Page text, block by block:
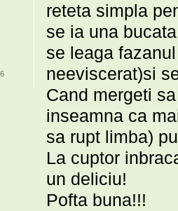
reteta simpla
se ia una
se leaga
neeviscerat)si
Cand mergeti
inseamna ca
sa rupt limba)
La cuptor
un deliciu!
Pofta buna!!!